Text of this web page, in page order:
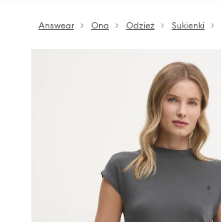
Answear Ona Odzież Sukienki